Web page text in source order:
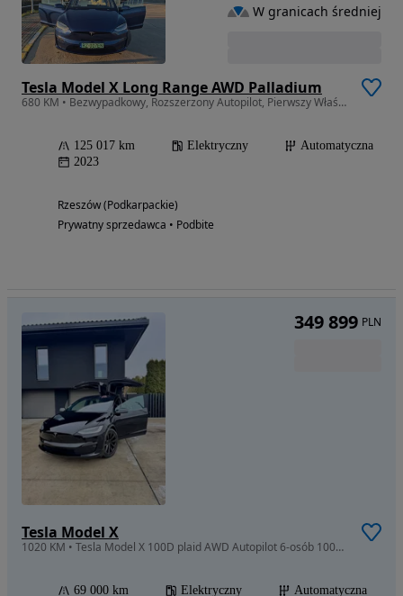
Tesla Model X Long Range AWD Palladium
680 KM • Bezwypadkowy, Rozszerzony Autopilot, Pierwszy Właściciel
125 017 km Elektryczny
Automatyczna
2023
Rzeszów (Podkarpackie)
Prywatny sprzedawca • Podbite
W granicach średniej
Tesla Model X
1020 KM • Tesla Model X 100D plaid AWD Autopilot 6-osób 1000Hp pl bezwypadkowa
69 000 km Elektryczny Automatyczna
349 899 PLN